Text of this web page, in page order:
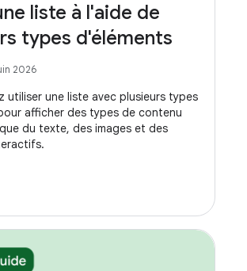
liste à l'aide de
types d'éléments
2026
utiliser une liste avec plusieurs types
afficher des types de contenu
du texte, des images et des